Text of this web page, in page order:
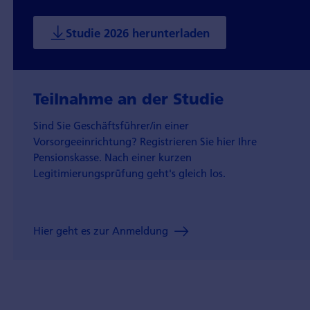
Studie 2026 herunterladen
Teilnahme an der Studie
Sind Sie Geschäftsführer/in einer
Vorsorgeeinrichtung? Registrieren Sie hier Ihre
Pensionskasse. Nach einer kurzen
Legitimierungsprüfung geht's gleich los.
Hier geht es zur Anmeldung